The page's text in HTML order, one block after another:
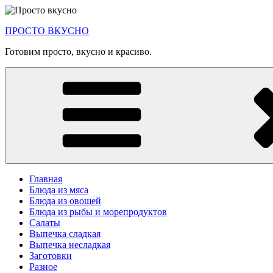
Перейти
содержимому
ПРОСТО ВКУСНО
Готовим просто, вкусно и красиво.
Главная
Блюда из мяса
Блюда из овощей
Блюда из рыбы и морепродуктов
Салаты
Выпечка сладкая
Выпечка несладкая
Заготовки
Разное